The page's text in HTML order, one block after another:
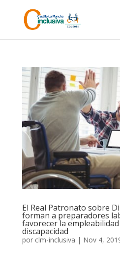
El Real Patronato sobre
forman a preparadores
favorecer la
discapacidad
por clm-inclusiva | Nov 4,